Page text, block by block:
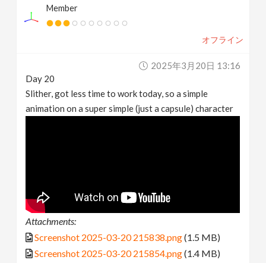
Member
オフライン
2025年3月20日 13:16
Day 20
Slither, got less time to work today, so a simple
animation on a super simple (just a capsule) character
Attachments:
Screenshot 2025-03-20 215838.png(1.5 MB)
Screenshot 2025-03-20 215854.png(1.4 MB)